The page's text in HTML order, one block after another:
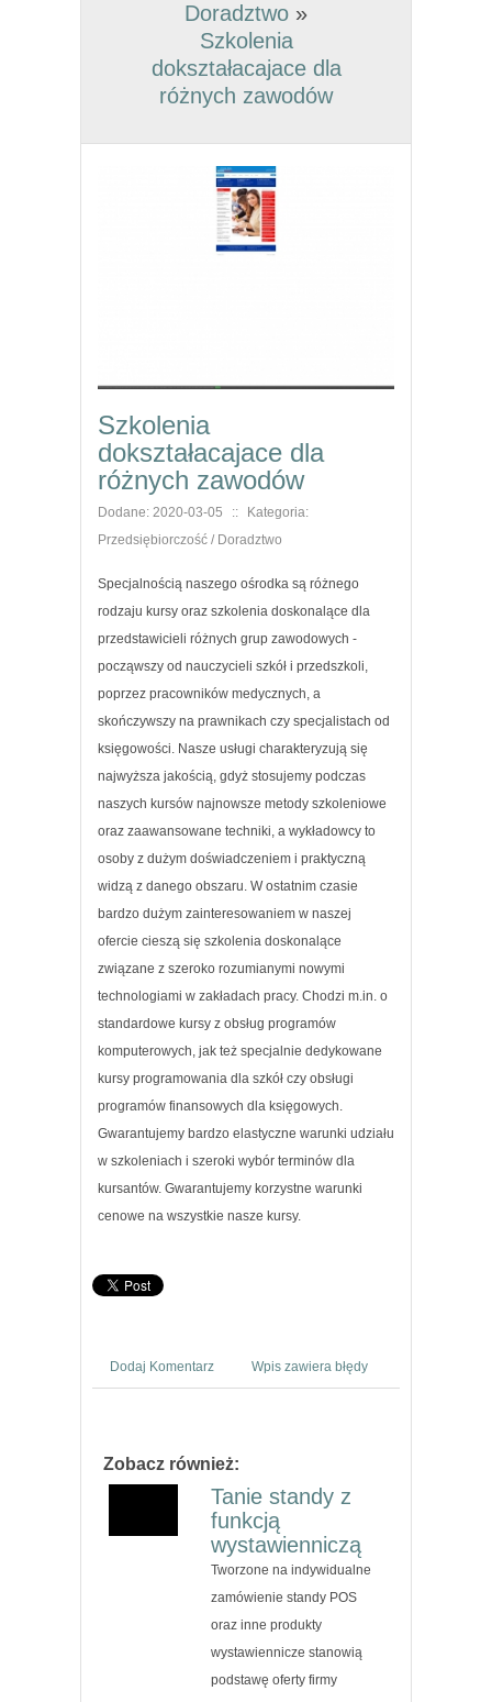
Doradztwo »
Szkolenia
dokształacajace dla
różnych zawodów
Szkolenia
dokształacajace dla
różnych zawodów
Dodane: 2020-03-05 ::
Kategoria:
Przedsiębiorczość / Doradztwo
Specjalnością naszego ośrodka są różnego
rodzaju kursy oraz szkolenia doskonalące dla
przedstawicieli różnych grup zawodowych -
począwszy od nauczycieli szkół i przedszkoli,
poprzez pracowników medycznych, a
skończywszy na prawnikach czy specjalistach od
księgowości. Nasze usługi charakteryzują się
najwyższa jakością, gdyż stosujemy podczas
naszych kursów najnowsze metody szkoleniowe
oraz zaawansowane techniki, a wykładowcy to
osoby z dużym doświadczeniem i praktyczną
widzą z danego obszaru. W ostatnim czasie
bardzo dużym zainteresowaniem w naszej
ofercie cieszą się szkolenia doskonalące
związane z szeroko rozumianymi nowymi
technologiami w zakładach pracy. Chodzi m.in. o
standardowe kursy z obsług programów
komputerowych, jak też specjalnie dedykowane
kursy programowania dla szkół czy obsługi
programów finansowych dla księgowych.
Gwarantujemy bardzo elastyczne warunki udziału
w szkoleniach i szeroki wybór terminów dla
kursantów. Gwarantujemy korzystne warunki
cenowe na wszystkie nasze kursy.
Dodaj Komentarz Wpis zawiera błędy
Zobacz również:
Tanie standy z
funkcją
wystawienniczą
Tworzone na indywidualne
zamówienie standy POS
oraz inne produkty
wystawiennicze stanowią
podstawę oferty firmy